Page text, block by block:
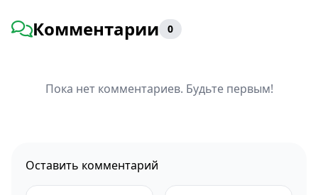
Комментарии 0
Пока нет комментариев. Будьте первым!
Оставить комментарий